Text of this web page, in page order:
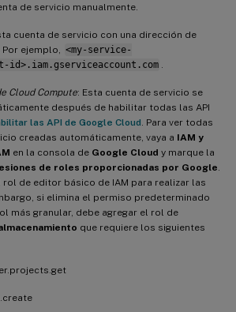
de servicio manualmente.
cuenta de servicio con una dirección de
ejemplo,
<my-service-
id>.iam.gserviceaccount.com
Cloud Compute: Esta cuenta de servicio se
después de habilitar todas las API
las API de Google Cloud . Para ver todas
creadas automáticamente, vaya a IAM y
en la consola de Google Cloud y marque la
de roles proporcionadas por Google
rol de editor básico de IAM para realizar las
si elimina el permiso predeterminado
más granular, debe agregar el rol de
que requiere los siguientes